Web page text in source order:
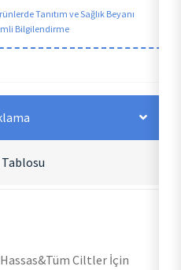
Tanıtım ve Sağlık Beyanı
Bilgilendirme
Ciltler İçin